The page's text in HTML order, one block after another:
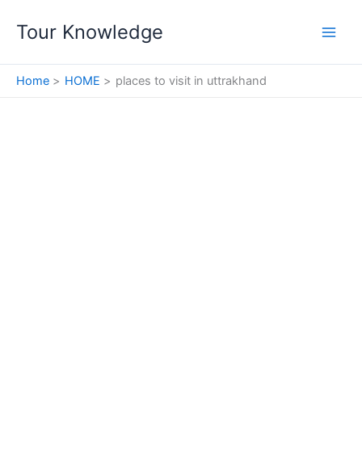
Tour Knowledge
Home HOME places to visit in uttrakhand